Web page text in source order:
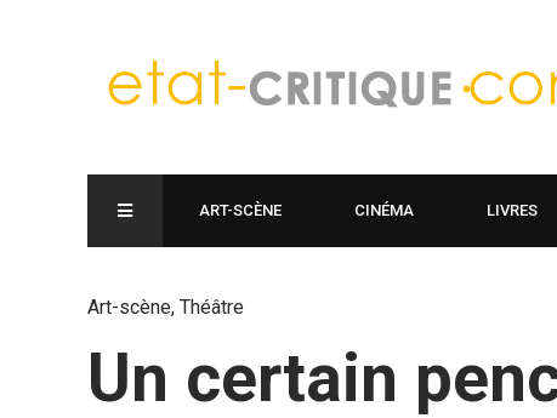
ART-SCÈNE CINÉMA LIVRES
Art-scène, Théâtre
Un certain